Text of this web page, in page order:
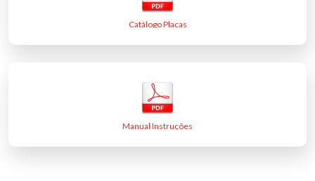
Catálogo Placas
Manual Instruções